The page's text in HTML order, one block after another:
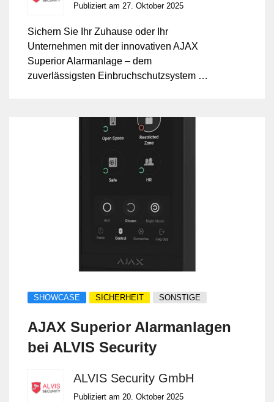
Publiziert am 27. Oktober 2025
Sichern Sie Ihr Zuhause oder Ihr
Unternehmen mit der innovativen AJAX
Superior Alarmanlage – dem
zuverlässigsten Einbruchschutzsystem der
starten Sie risikofrei in Ihre Sicherheit.
Installation, Programmierung und App-
Security GmbH – 17 Jahre Erfahrung in
Sicherheitstechnik inklusive.
SHOWCASE SICHERHEIT SONSTIGE
AJAX Superior Alarmanlagen
bei ALVIS Security
ALVIS Security GmbH
Publiziert am 20. Oktober 2025